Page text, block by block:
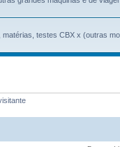
testes CBX x (outras